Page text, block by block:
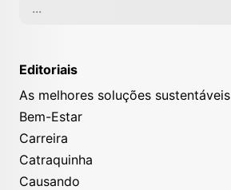
Editoriais
As melhores soluções sustentáveis
Bem-Estar
Carreira
Catraquinha
Causando